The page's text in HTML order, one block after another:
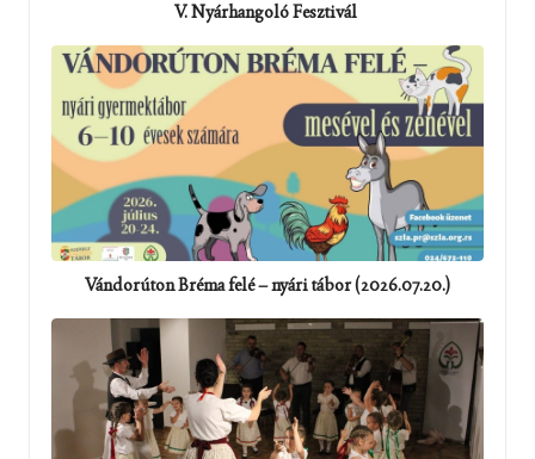
V. Nyárhangoló Fesztivál
Vándorúton Bréma felé – nyári tábor (2026.07.20.)